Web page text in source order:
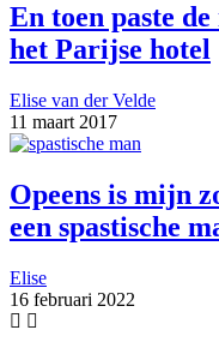
En toen paste
het Parijse hotel
Elise van der Velde
11 maart 2017
Opeens is mijn
een spastische
Elise
16 februari 2022